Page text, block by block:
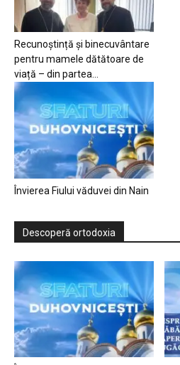
Recunoștință și binecuvântare
pentru mamele dătătoare de
viață – din partea...
Învierea Fiului văduvei din Nain
Descoperă ortodoxia